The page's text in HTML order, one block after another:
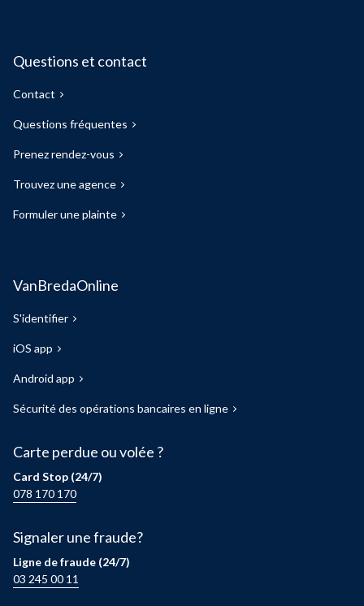
Questions et contact
Contact
Questions fréquentes
Prenez rendez-vous
Trouvez une agence
Formuler une plainte
VanBredaOnline
S'identifier
iOS app
Android app
Sécurité des opérations bancaires en ligne
Carte perdue ou volée ?
Card Stop (24/7)
078 170 170
Signaler une fraude?
Ligne de fraude (24/7)
03 245 00 11